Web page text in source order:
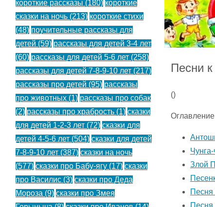
Песни
()
Чунга-
Злой
Песня
Песня
короткие рассказы (180) короткие
сказки на ночь (213) короткие стихи
(48) поучительные рассказы для
детей (59) рассказы для детей 3-4 лет
(60) рассказы для детей 5-6 лет (258)
рассказы для детей 7-8-9-10 лет (217)
рассказы про детей (95) рассказы
про животных (1) рассказы про собак
(2) рассказы про храбрость (1) сказки
для детей 1-2-3 лет (72) сказки для
детей 4-5-6 лет (504) сказки для детей
7-8-9-10 лет (387) сказки на ночь
(577) сказки про Бабу-ягу (17) сказки
про Василис (3) сказки про Деда
Мороза (9) сказки про Змея